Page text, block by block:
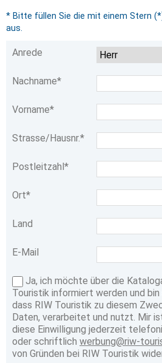
* Bitte füllen Sie die mit einem Stern
aus.
Anrede
Nachname*
Vorname*
Strasse/Hausnr.*
Postleitzahl*
Ort*
Land
E-Mail
Ja, ich möchte über die
Touristik informiert werden und
dass RIW Touristik zu diesem
Daten, verarbeitet und nutzt. Mir
diese Einwilligung jederzeit
oder schriftlich werbung@riw-
von Gründen bei RIW Touristik